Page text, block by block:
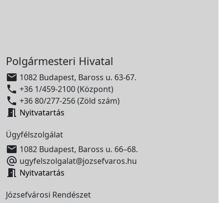
Polgármesteri Hivatal
 1082 Budapest, Baross u. 63-67.
 +36 1/459-2100 (Központ)
 +36 80/277-256 (Zöld szám)
 Nyitvatartás
Ügyfélszolgálat
 1082 Budapest, Baross u. 66–68.
 ugyfelszolgalat@jozsefvaros.hu
 Nyitvatartás
Józsefvárosi Rendészet